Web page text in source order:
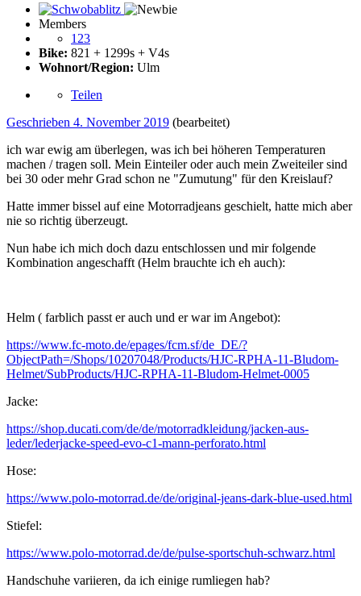
Members
123
Bike: 821 + 1299s + V4s
Wohnort/Region: Ulm
Teilen
Geschrieben 4. November 2019 (bearbeitet)
ich war ewig am überlegen, was ich bei höheren Temperaturen
machen / tragen soll. Mein Einteiler oder auch mein Zweiteiler sind
bei 30 oder mehr Grad schon ne "Zumutung" für den Kreislauf?
Hatte immer bissel auf eine Motorradjeans geschielt, hatte mich aber
nie so richtig überzeugt.
Nun habe ich mich doch dazu entschlossen und mir folgende
Kombination angeschafft (Helm brauchte ich eh auch):
Helm ( farblich passt er auch und er war im Angebot):
https://www.fc-moto.de/epages/fcm.sf/de_DE/?
ObjectPath=/Shops/10207048/Products/HJC-RPHA-11-Bludom-
Helmet/SubProducts/HJC-RPHA-11-Bludom-Helmet-0005
Jacke:
https://shop.ducati.com/de/de/motorradkleidung/jacken-aus-
leder/lederjacke-speed-evo-c1-mann-perforato.html
Hose:
https://www.polo-motorrad.de/de/original-jeans-dark-blue-used.html
Stiefel:
https://www.polo-motorrad.de/de/pulse-sportschuh-schwarz.html
Handschuhe variieren, da ich einige rumliegen hab?